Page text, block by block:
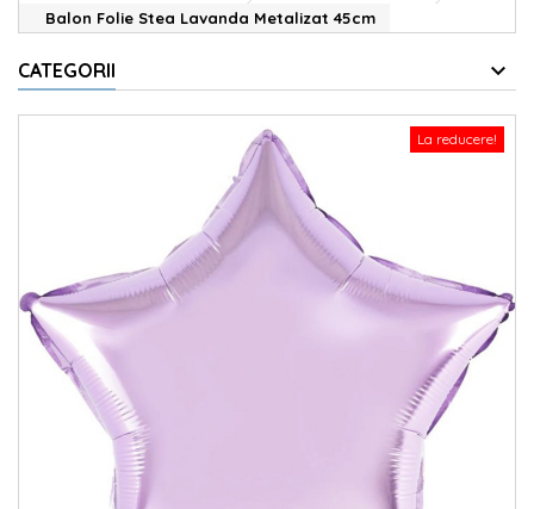
Balon Folie Stea Lavanda Metalizat 45cm
CATEGORII
La reducere!